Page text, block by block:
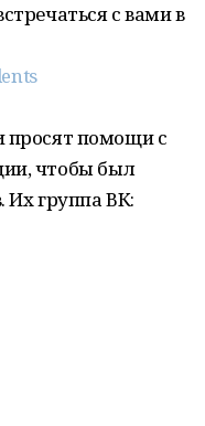
с вами в
просят помощи с
чтобы был
Их группа ВК: